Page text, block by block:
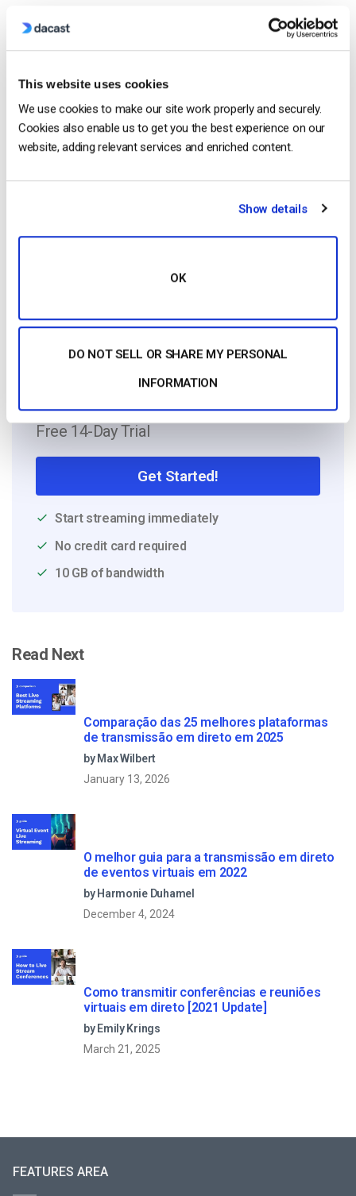
This website uses cookies
We use cookies to make our site work properly and securely.
Cookies also enable us to get you the best experience on our
website, adding relevant services and enriched content.
Show details
OK
DO NOT SELL OR SHARE MY PERSONAL
INFORMATION
Jose Guevara
Onboarding team and started working with
Free 14-Day Trial
Get Started!
Start streaming immediately
No credit card required
10 GB of bandwidth
Read Next
Comparação das 25 melhores plataformas
de transmissão em direto em 2025
by Max Wilbert
January 13, 2026
O melhor guia para a transmissão em direto
de eventos virtuais em 2022
by Harmonie Duhamel
December 4, 2024
Como transmitir conferências e reuniões
virtuais em direto [2021 Update]
by Emily Krings
March 21, 2025
FEATURES AREA